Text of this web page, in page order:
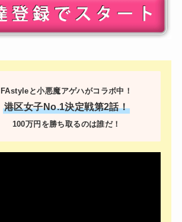
FAstyleと小悪魔アゲハがコラボ中！
港区女子No.1決定戦第2話！
100万円を勝ち取るのは誰だ！